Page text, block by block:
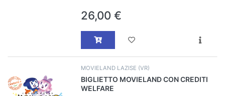
26,00 €
MOVIELAND LAZISE (VR)
BIGLIETTO MOVIELAND CON CREDITI
WELFARE